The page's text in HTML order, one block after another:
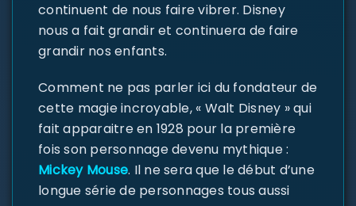
continuent de nous faire vibrer. Disney
nous a fait grandir et continuera de faire
grandir nos enfants.
Comment ne pas parler ici du fondateur de
cette magie incroyable, « Walt Disney » qui
fait apparaitre en 1928 pour la première
fois son personnage devenu mythique :
Mickey Mouse. Il ne sera que le début d’une
longue série de personnages tous aussi